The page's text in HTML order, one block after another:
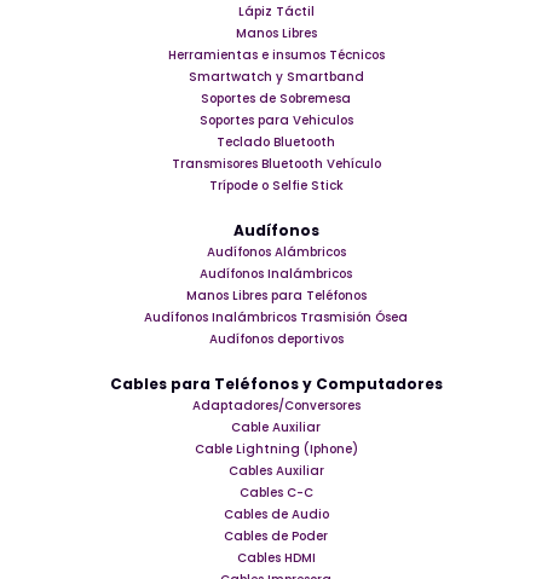
Lápiz Táctil
Manos Libres
Herramientas e insumos Técnicos
Smartwatch y Smartband
Soportes de Sobremesa
Soportes para Vehiculos
Teclado Bluetooth
Transmisores Bluetooth Vehículo
Trípode o Selfie Stick
Audífonos
Audífonos Alámbricos
Audífonos Inalámbricos
Manos Libres para Teléfonos
Audífonos Inalámbricos Trasmisión Ósea
Audífonos deportivos
Cables para Teléfonos y Computadores
Adaptadores/Conversores
Cable Auxiliar
Cable Lightning (Iphone)
Cables Auxiliar
Cables C-C
Cables de Audio
Cables de Poder
Cables HDMI